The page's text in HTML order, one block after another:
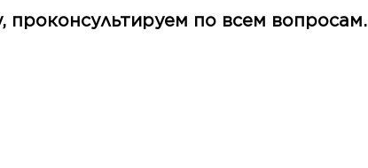
проконсультируем по всем вопросам.